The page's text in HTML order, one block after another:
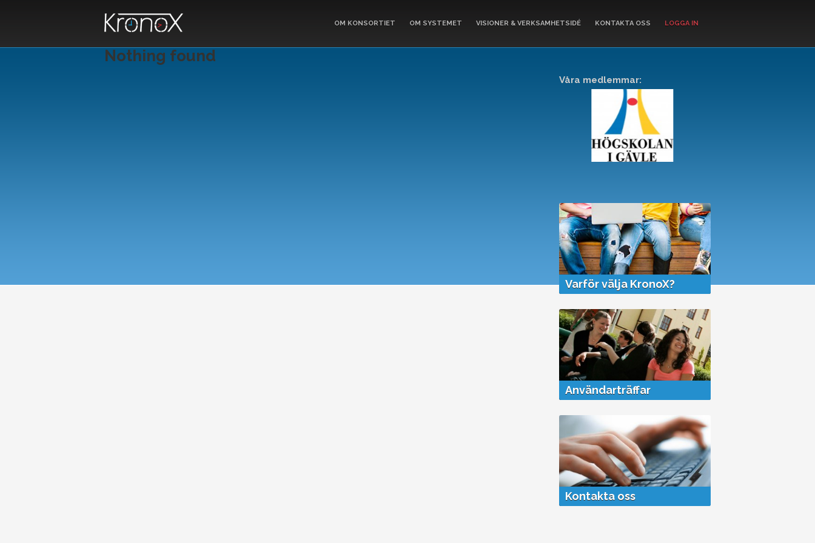
OM KONSORTIET OM SYSTEMET VISIONER & VERKSAMHETSIDÉ KONTAKTA OSS LOGGA IN
Nothing found
Våra medlemmar:
Varför välja KronoX?
Användarträffar
+
Kontakta oss
+